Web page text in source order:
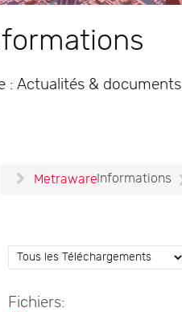
: Actualités & documents
MetrawareInformations
Fichiers: